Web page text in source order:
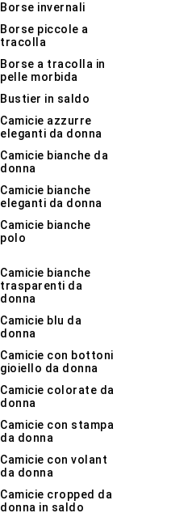
Borse invernali
Borse piccole a
tracolla
Borse a tracolla in
pelle morbida
Bustier in saldo
Camicie azzurre
eleganti da donna
Camicie bianche da
donna
Camicie bianche
eleganti da donna
Camicie bianche
polo
Camicie bianche
trasparenti da
donna
Camicie blu da
donna
Camicie con bottoni
gioiello da donna
Camicie colorate da
donna
Camicie con stampa
da donna
Camicie con volant
da donna
Camicie cropped da
donna in saldo